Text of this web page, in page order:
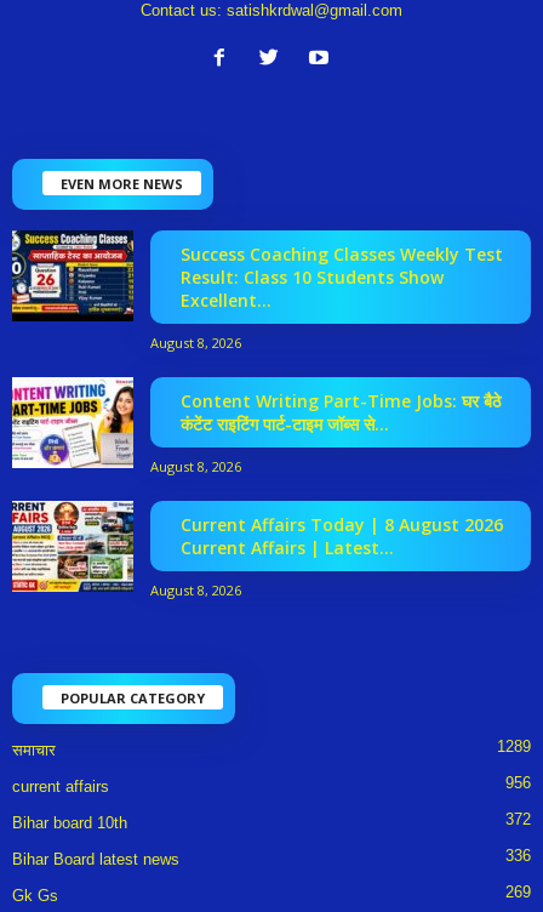
Contact us: satishkrdwal@gmail.com
EVEN MORE NEWS
Success Coaching Classes Weekly Test
Result: Class 10 Students Show
Excellent...
August 8, 2026
Content Writing Part-Time Jobs: घर बैठे
कंटेंट राइटिंग पार्ट-टाइम जॉब्स से...
August 8, 2026
Current Affairs Today | 8 August 2026
Current Affairs | Latest...
August 8, 2026
POPULAR CATEGORY
समाचार 1289
current affairs 956
Bihar board 10th 372
Bihar Board latest news 336
Gk Gs 269